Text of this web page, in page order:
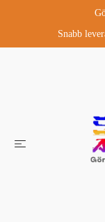
Snabb